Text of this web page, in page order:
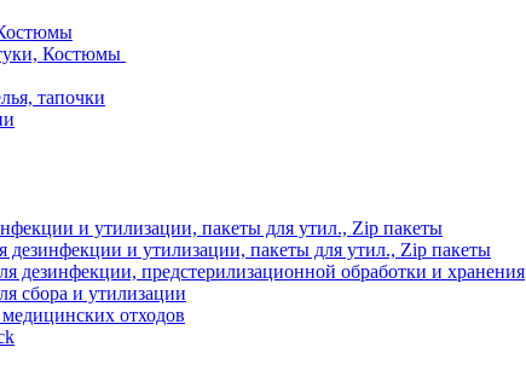
Костюмы
тапочки
и утилизации, пакеты для утил., Zip пакеты
дезинфекции и утилизации, пакеты для утил., Zip пакеты
дезинфекции, предстерилизационной обработки и хранения
сбора и утилизации
отходов